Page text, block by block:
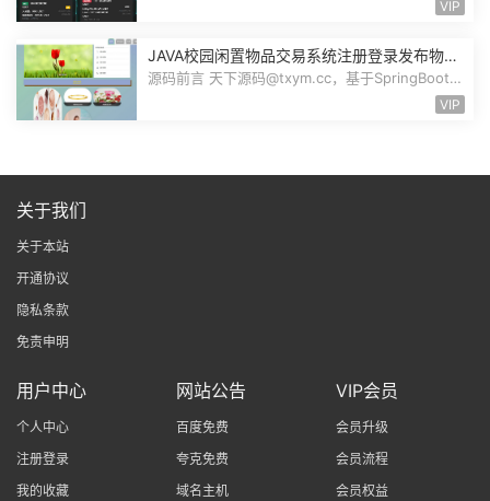
VIP
JAVA校园闲置物品交易系统注册登录发布物品
搜索物品物品交易文章资讯商家管理源码
源码前言 天下源码@txym.cc，基于SpringBoot的
VIP
关于我们
关于本站
开通协议
隐私条款
免责申明
用户中心
个人中心
注册登录
我的收藏
网站公告
百度免费
夸克免费
域名主机
VIP会员
会员升级
会员流程
会员权益